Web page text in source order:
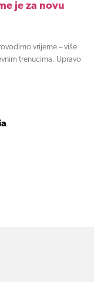
je za novu
vrijeme – više
trenucima. Upravo